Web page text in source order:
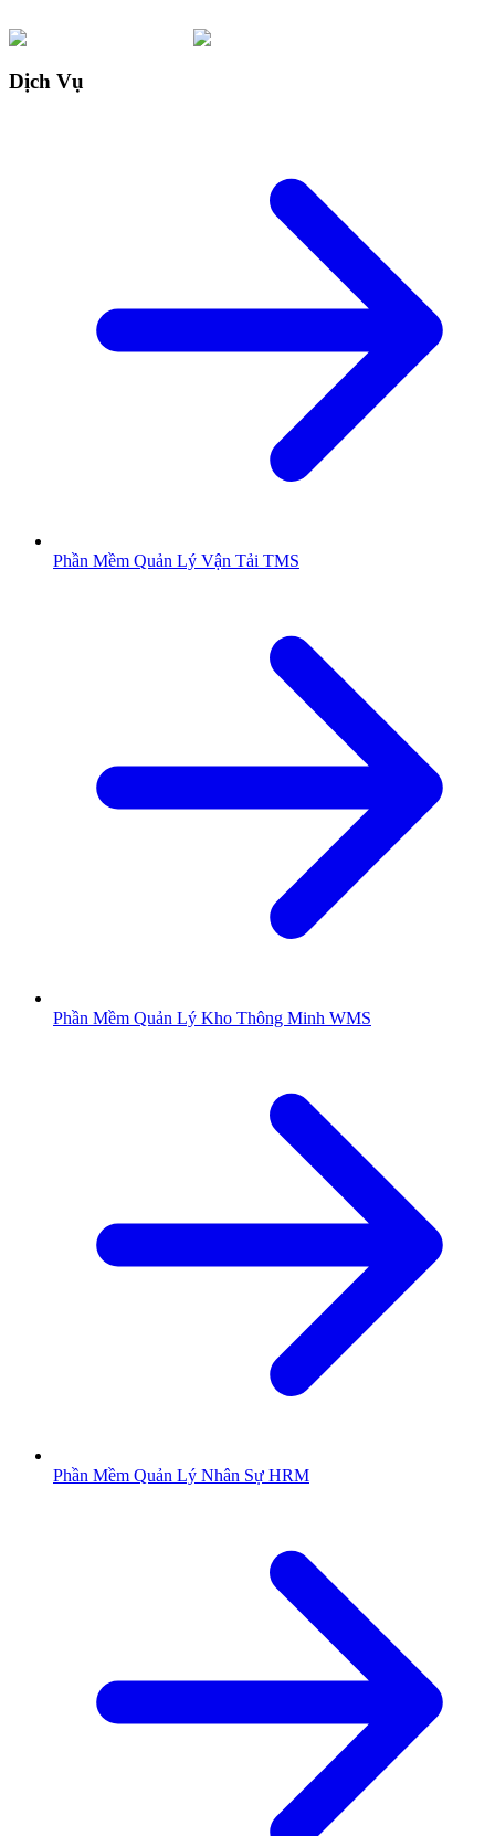
Dịch Vụ
Phần Mềm Quản Lý Vận Tải TMS
Phần Mềm Quản Lý Kho Thông Minh WMS
Phần Mềm Quản Lý Nhân Sự HRM